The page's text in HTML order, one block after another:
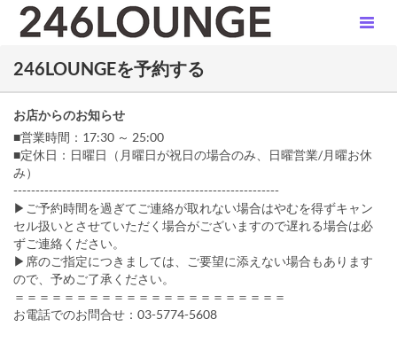
246LOUNGEを予約する
お店からのお知らせ
■営業時間：17:30 ～ 25:00
■定休日：日曜日（月曜日が祝日の場合のみ、日曜営業/月曜お休
み）
------------------------------------------------------------
▶ご予約時間を過ぎてご連絡が取れない場合はやむを得ずキャン
セル扱いとさせていただく場合がございますので遅れる場合は必
ずご連絡ください。
▶席のご指定につきましては、ご要望に添えない場合もあります
ので、予めご了承ください。
＝＝＝＝＝＝＝＝＝＝＝＝＝＝＝＝＝＝＝＝＝＝
お電話でのお問合せ：03-5774-5608